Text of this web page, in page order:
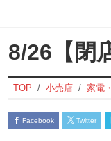
8/26【閉
TOP 小売店 家電
Facebook Twitter